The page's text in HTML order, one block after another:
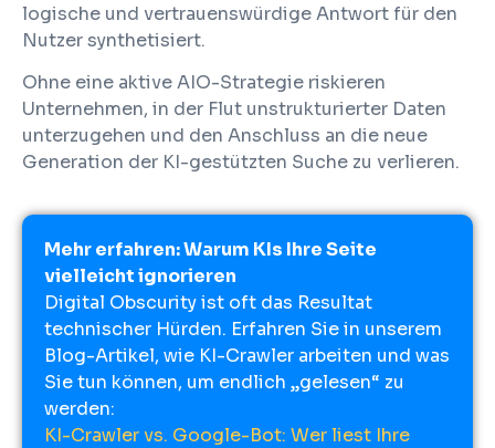
logische und vertrauenswürdige Antwort für den
Nutzer synthetisiert.
Ohne eine aktive AIO-Strategie riskieren
Unternehmen, in der Flut unstrukturierter Daten
unterzugehen und den Anschluss an die neue
Generation der KI-gestützten Suche zu verlieren.
Mehr erfahren: Warum KIs Ihre Seite
vielleicht ignorieren
Digital Obscurity ist oft das Resultat
technischer Hürden. Erfahren Sie in unserem
Blog-Artikel, wie KI-Crawler arbeiten und was
Sie tun können, um endlich „gelesen“ zu
werden:
KI-Crawler vs. Google-Bot: Wer liest Ihre